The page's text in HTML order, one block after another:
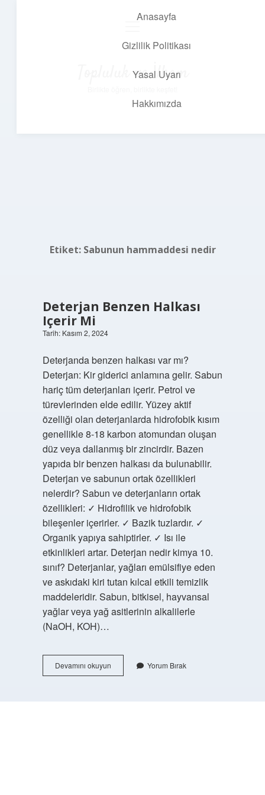
Anasayfa
Gizlilik Politikası
Yasal Uyarı
Hakkımızda
Topluluk ve İlham
Etiket: Sabunun hammaddesi nedir
Deterjan Benzen Halkası
Içerir Mi
Tarih: Kasım 2, 2024
Deterjanda benzen halkası var mı?
Deterjan: Kir giderici anlamına gelir. Sabun
hariç tüm deterjanları içerir. Petrol ve
türevlerinden elde edilir. Yüzey aktif
özelliği olan deterjanlarda hidrofobik kısım
genellikle 8-18 karbon atomundan oluşan
düz veya dallanmış bir zincirdir. Bazen
yapıda bir benzen halkası da bulunabilir.
Deterjan ve sabunun ortak özellikleri
nelerdir? Sabun ve deterjanların ortak
özellikleri: ✓ Hidrofilik ve hidrofobik
bileşenler içerirler. ✓ Bazik tuzlardır. ✓
Organik yapıya sahiptirler. ✓ Isı ile
etkinlikleri artar. Deterjan nedir kimya 10.
sınıf? Deterjanlar, yağları emülsifiye eden
ve askıdaki kiri tutan kılcal etkili temizlik
maddeleridir. Sabun, bitkisel, hayvansal
yağlar veya yağ asitlerinin alkalilerle
(NaOH, KOH)…
Devamını okuyunDeterjan
Benzen
Yorum Bırak